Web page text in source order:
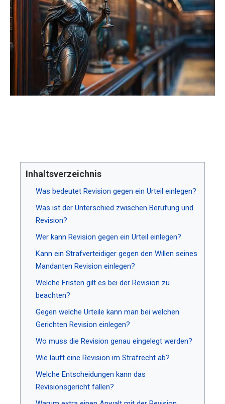
Inhaltsverzeichnis
Was bedeutet Revision gegen ein Urteil einlegen?
Was ist der Unterschied zwischen Berufung und
Revision?
Wer kann Revision gegen ein Urteil einlegen?
Kann ein Strafverteidiger gegen den Willen seines
Mandanten Revision einlegen?
Welche Fristen gilt es bei der Revision zu
beachten?
Gegen welche Urteile kann man bei welchen
Gerichten Revision einlegen?
Wo muss die Revision genau eingelegt werden?
Wie läuft eine Revision im Strafrecht ab?
Welche Entscheidungen kann das
Revisionsgericht fällen?